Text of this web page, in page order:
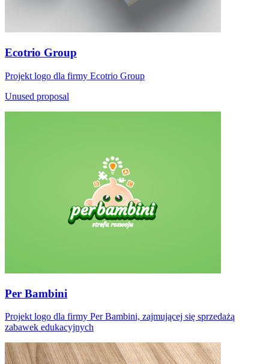
Ecotrio Group
Projekt logo dla firmy Ecotrio Group
Unused proposal
Per Bambini
Projekt logo dla firmy Per Bambini, zajmującej się sprzedażą
zabawek edukacyjnych